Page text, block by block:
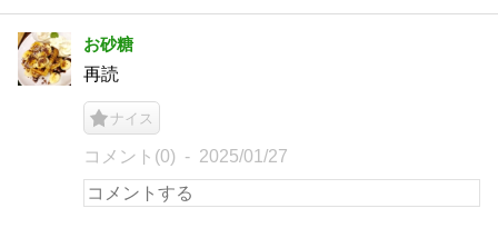
お砂糖
再読
ナイス
コメント(0) 2025/01/27